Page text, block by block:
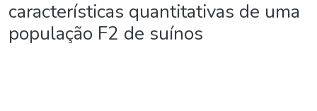
características quantitativas de uma
população F2 de suínos